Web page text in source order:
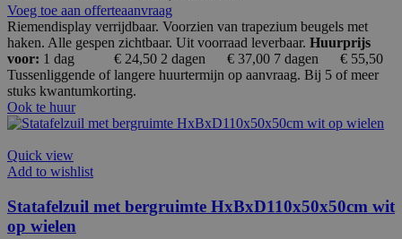
Voeg toe aan offerteaanvraag
Riemendisplay verrijdbaar. Voorzien van trapezium beugels met
haken. Alle gespen zichtbaar. Uit voorraad leverbaar. Huurprijs
voor: 1 dag € 24,50 2 dagen € 37,00 7 dagen € 55,50
Tussenliggende of langere huurtermijn op aanvraag. Bij 5 of meer
stuks kwantumkorting.
Ook te huur
Quick view
Add to wishlist
Statafelzuil met bergruimte HxBxD110x50x50cm wit
op wielen